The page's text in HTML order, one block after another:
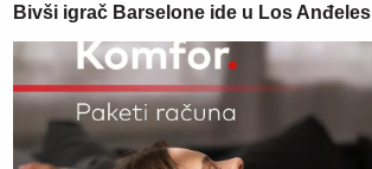
Bivši igrač Barselone ide u Los Anđeles